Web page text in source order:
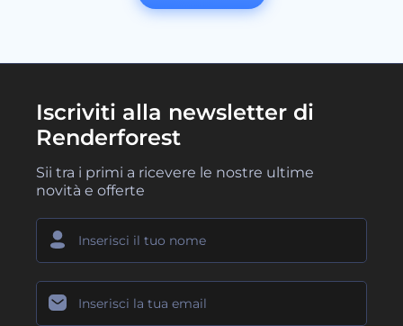
Iscriviti alla newsletter di
Renderforest
Sii tra i primi a ricevere le nostre ultime
novità e offerte